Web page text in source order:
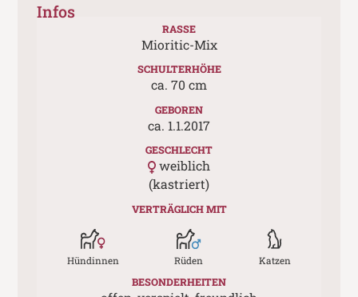
Infos
RASSE
Mioritic-Mix
SCHULTERHÖHE
ca. 70 cm
GEBOREN
ca. 1.1.2017
GESCHLECHT
weiblich
(kastriert)
VERTRÄGLICH MIT
Hündinnen Rüden Katzen
BESONDERHEITEN